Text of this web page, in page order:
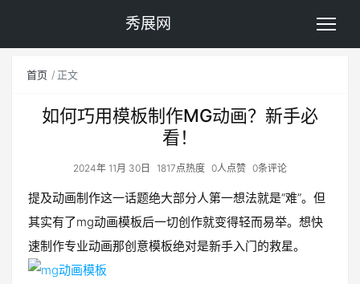
秀展网
首页 正文
如何巧用模板制作MG动画？新手必
看！
2024年 11月 30日 1817点热度 0人点赞 0条评论
提及动画制作这一话题绝大部分人第一想法就是“难”。但
其实有了mg动画模板后一切创作就变得轻而易举。想快
速制作专业动画那创意模板绝对是新手入门的救星。